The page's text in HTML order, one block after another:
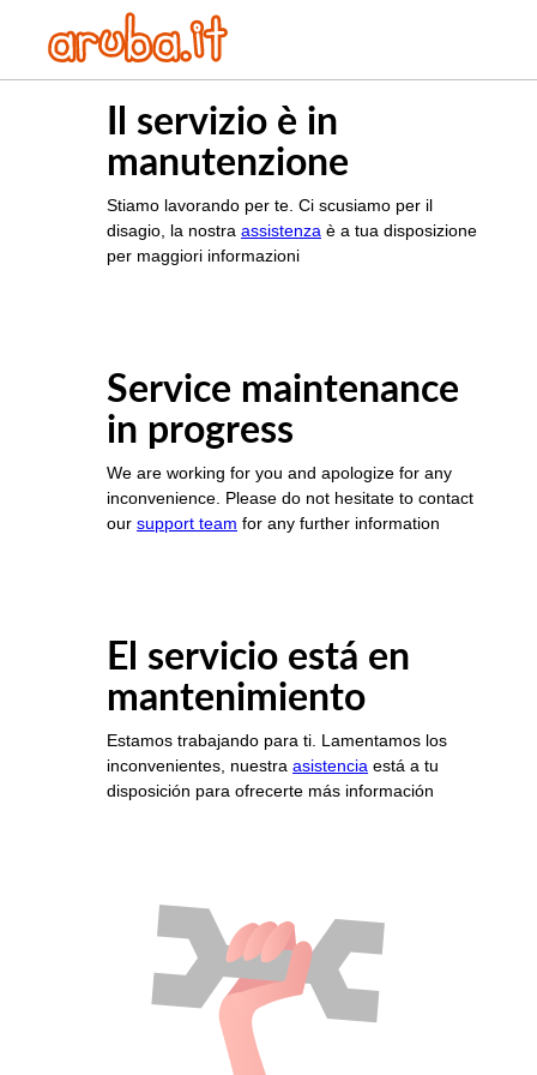
Il servizio è in
manutenzione
Stiamo lavorando per te. Ci scusiamo per il
disagio, la nostra assistenza è a tua disposizione
per maggiori informazioni
Service maintenance
in progress
We are working for you and apologize for any
inconvenience. Please do not hesitate to contact
our support team for any further information
El servicio está en
mantenimiento
Estamos trabajando para ti. Lamentamos los
inconvenientes, nuestra asistencia está a tu
disposición para ofrecerte más información